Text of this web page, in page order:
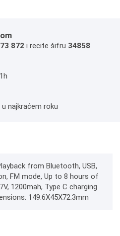
872 i recite šifru 34858
najkraćem roku
from Bluetooth, USB,
FM mode, Up to 8 hours of
1200mah, Type C charging
149.6X45X72.3mm